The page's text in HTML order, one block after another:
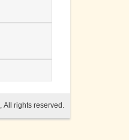
, All rights reserved.